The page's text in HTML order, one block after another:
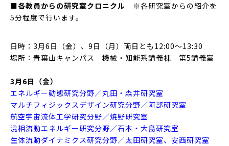
■各教員からの研究室クロニクル ※各研究室からの紹介を
5分程度で行います。
日時：3月6日（金）、9日（月）両日とも12:00〜13:30
場所：青葉山キャンパス 機械・知能系講義棟 第5講義室
3月6日（金）
エネルギー動態研究分野／丸田・森井研究室
マルチフィジックスデザイン研究分野／阿部研究室
航空宇宙流体工学研究分野／焼野研究室
混相流動エネルギー研究分野／石本・大島研究室
生体流動ダイナミクス研究分野／太田研究室、安西研究室